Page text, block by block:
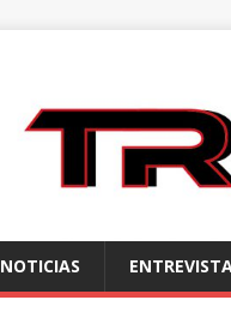
NOTICIAS